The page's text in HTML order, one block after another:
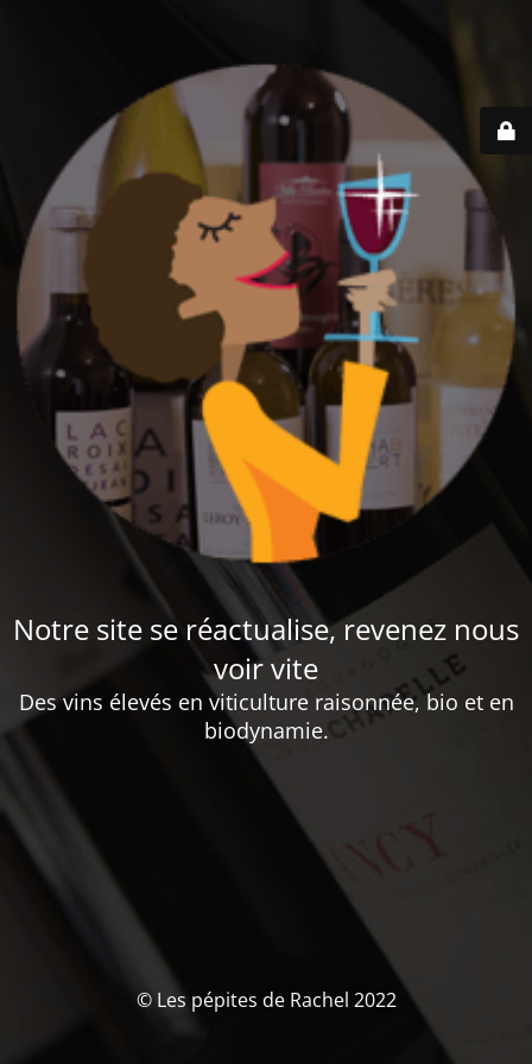
Notre site se réactualise, revenez nous
voir vite
Des vins élevés en viticulture raisonnée, bio et en
biodynamie.
© Les pépites de Rachel 2022